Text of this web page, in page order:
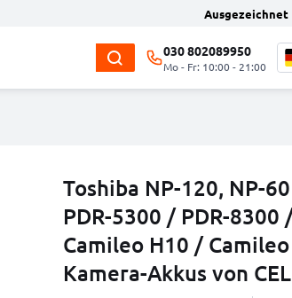
Ausgezeichnet
030 802089950
Mo - Fr: 10:00 - 21:00
Toshiba NP-120, NP-
PDR-5300 / PDR-8300
Camileo H10 /
Kamera-Akkus von